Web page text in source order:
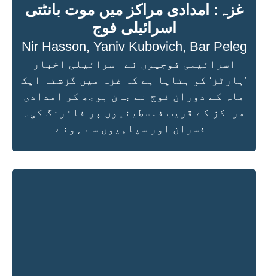
غزہ: امدادی مراکز میں موت بانٹتی
اسرائیلی فوج
Nir Hasson, Yaniv Kubovich, Bar Peleg
اسرائیلی فوجیوں نے اسرائیلی اخبار
’ہارٹز‘ کو بتایا ہے کہ غزہ میں گزشتہ ایک
ماہ کے دوران فوج نے جان بوجھ کر امدادی
مراکز کے قریب فلسطینیوں پر فائرنگ کی۔
افسران اور سپاہیوں سے ہونے